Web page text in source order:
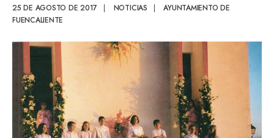
25 DE AGOSTO DE 2017 | NOTICIAS |
AYUNTAMIENTO DE
FUENCALIENTE